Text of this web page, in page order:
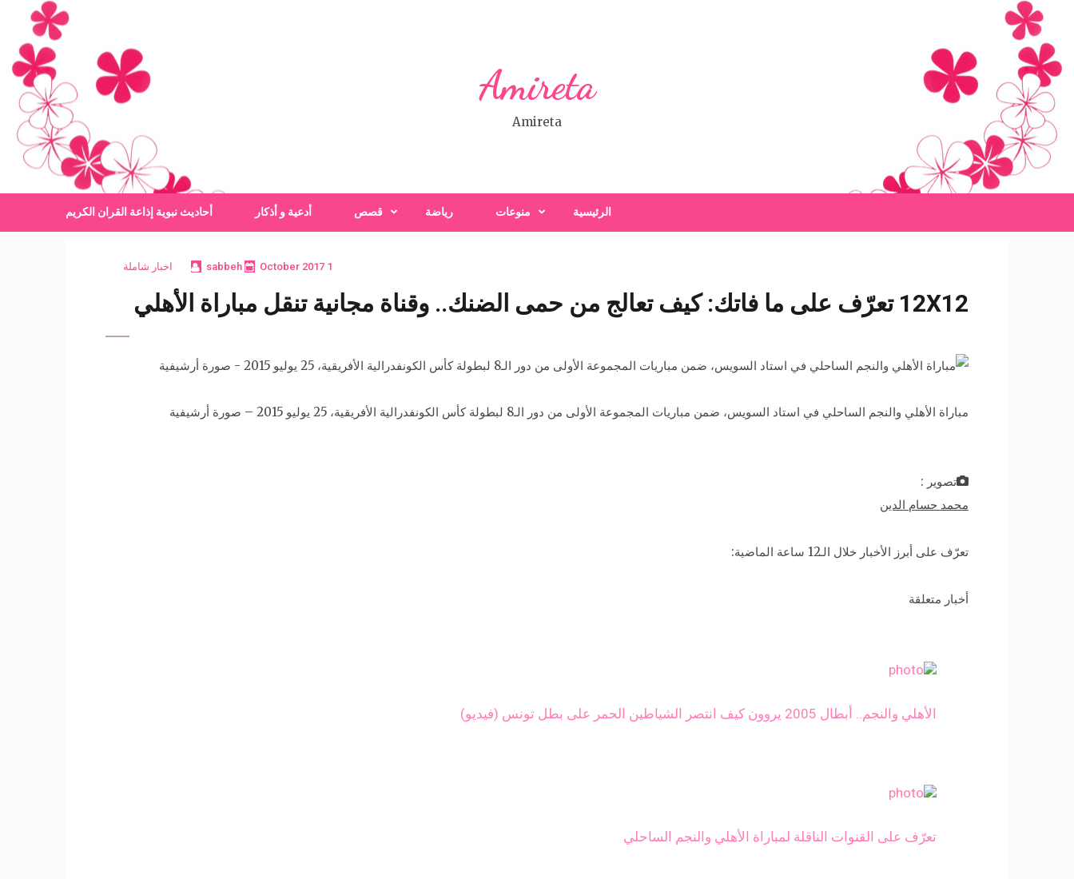
content
(Press
Enter)
Amireta
Amireta
الرئيسية منوعات رياضة قصص أدعية و أذكار أحاديث نبوية إذاعة القران الكريم
1 October 2017
sabbeh اخبار شاملة
12X12 تعرّف على ما فاتك: كيف تعالج من حمى الضنك.. وقناة مجانية تنقل مباراة الأهلي
مباراة الأهلي والنجم الساحلي في استاد السويس، ضمن مباريات المجموعة الأولى من دور الـ8 لبطولة كأس الكونفدرالية الأفريقية، 25 يوليو 2015 – صورة أرشيفية
تصوير :
محمد حسام الدين
تعرّف على أبرز الأخبار خلال الـ12 ساعة الماضية:
أخبار متعلقة
الأهلي والنجم.. أبطال 2005 يروون كيف انتصر الشياطين الحمر على بطل تونس (فيديو)
تعرّف على القنوات الناقلة لمباراة الأهلي والنجم الساحلي